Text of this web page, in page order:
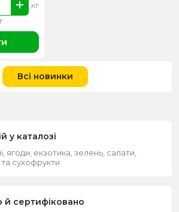
кг
Всі новинки
у каталозі
ягоди, екзотика, зелень, салати,
та сухофрукти
й сертифіковано